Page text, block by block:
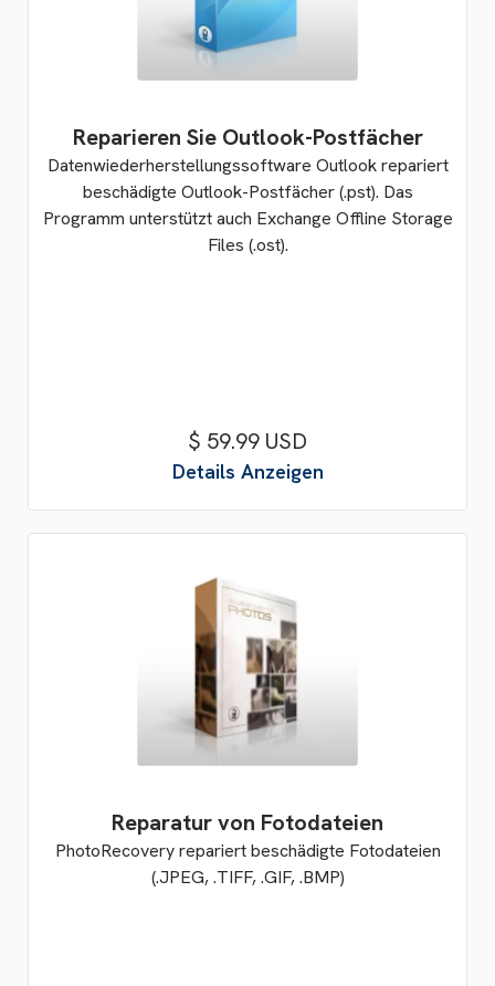
Reparieren Sie Outlook-Postfächer
Datenwiederherstellungssoftware Outlook repariert
beschädigte Outlook-Postfächer (.pst). Das
Programm unterstützt auch Exchange Offline Storage
Files (.ost).
$ 59.99 USD
Details Anzeigen
Reparatur von Fotodateien
PhotoRecovery repariert beschädigte Fotodateien
(.JPEG, .TIFF, .GIF, .BMP)